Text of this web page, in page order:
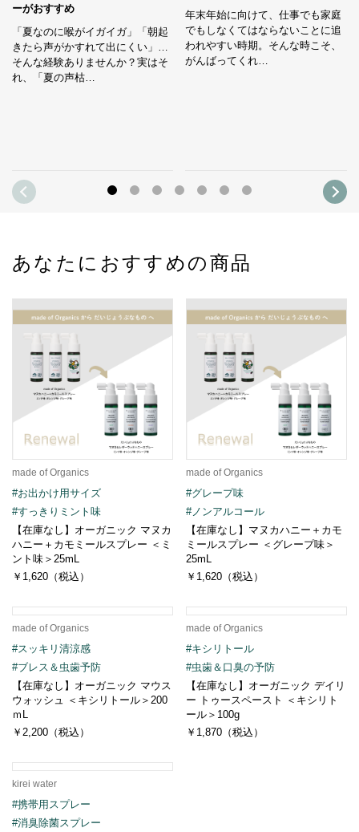
ーがおすすめ
「夏なのに喉がイガイガ」「朝起
きたら声がかすれて出にくい」…
そんな経験ありませんか？実はそ
れ、「夏の声枯…
年末年始に向けて、仕事でも家庭
でもしなくてはならないことに追
われやすい時期。そんな時こそ、
がんばってくれ…
あなたにおすすめの商品
made of Organics
#お出かけ用サイズ
#すっきりミント味
【在庫なし】オーガニック マヌカ
ハニー＋カモミールスプレー ＜ミ
ント味＞25mL
￥1,620（税込）
made of Organics
#グレープ味
#ノンアルコール
【在庫なし】マヌカハニー＋カモ
ミールスプレー ＜グレープ味＞
25mL
￥1,620（税込）
made of Organics
#スッキリ清涼感
#ブレス＆虫歯予防
【在庫なし】オーガニック マウス
ウォッシュ ＜キシリトール＞200
ｍL
￥2,200（税込）
made of Organics
#キシリトール
#虫歯＆口臭の予防
【在庫なし】オーガニック デイリ
ー トゥースペースト ＜キシリト
ール＞100g
￥1,870（税込）
kirei water
#携帯用スプレー
#消臭除菌スプレー